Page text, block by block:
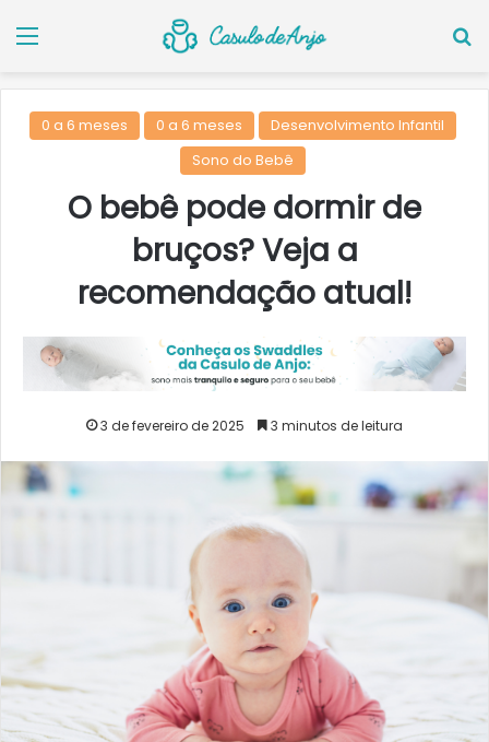
Menu
0 a 6 meses 0 a 6 meses
Desenvolvimento Infantil
Sono do Bebê
O bebê pode dormir de
bruços? Veja a
recomendação atual!
3 de fevereiro de 2025 3 minutos de leitura